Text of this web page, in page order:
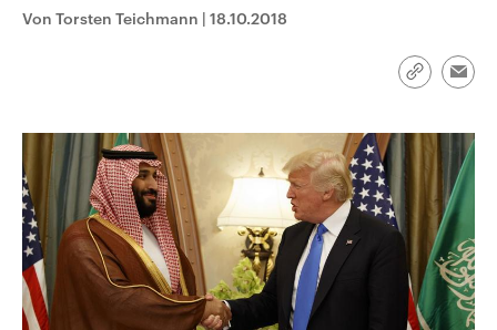
und Hintergründe zu den Parteien
und Kandidaten der anstehenden
Sendungen Programm Podcasts
Von Torsten Teichmann | 18.10.2018
Link